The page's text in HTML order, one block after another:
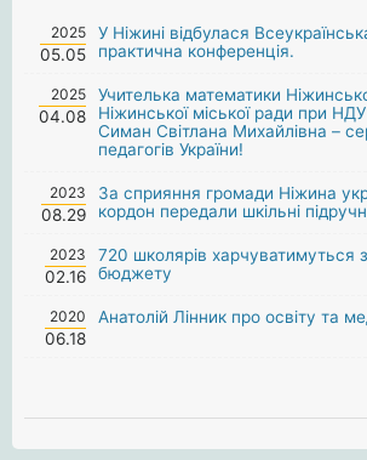
2025
05.05
У Ніжині відбулася
практична конференція.
2025
04.08
Учителька математики
Ніжинської міської ради при
Симан Світлана Михайлівна –
педагогів України!
2023
08.29
За сприяння громади Ніжина
кордон передали шкільні
2023
02.16
720 школярів харчуватимуться
бюджету
2020
06.18
Анатолій Лінник про освіту та